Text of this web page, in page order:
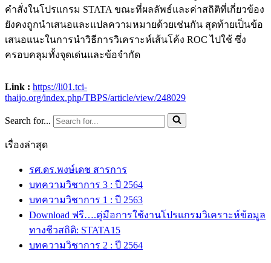
คำสั่งในโปรแกรม STATA ขณะที่ผลลัพธ์และค่าสถิติที่เกี่ยวข้อง
ยังคงถูกนำเสนอและแปลความหมายด้วยเช่นกัน สุดท้ายเป็นข้อ
เสนอแนะในการนำวิธีการวิเคราะห์เส้นโค้ง ROC ไปใช้ ซึ่ง
ครอบคลุมทั้งจุดเด่นและข้อจำกัด
Link : https://li01.tci-
thaijo.org/index.php/TBPS/article/view/248029
Search for...
เรื่องล่าสุด
รศ.ดร.พงษ์เดช สารการ
บทความวิชาการ 3 : ปี 2564
บทความวิชาการ 1 : ปี 2563
Download ฟรี….คู่มือการใช้งานโปรแกรมวิเคราะห์ข้อมูล
ทางชีวสถิติ: STATA15
บทความวิชาการ 2 : ปี 2564